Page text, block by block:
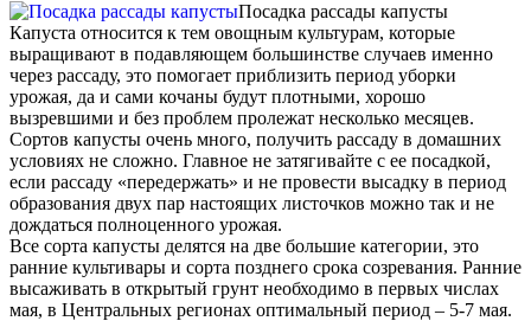
Посадка рассады капусты
Капуста относится к тем овощным культурам, которые
выращивают в подавляющем большинстве случаев именно
через рассаду, это помогает приблизить период уборки
урожая, да и сами кочаны будут плотными, хорошо
вызревшими и без проблем пролежат несколько месяцев.
Сортов капусты очень много, получить рассаду в домашних
условиях не сложно. Главное не затягивайте с ее посадкой,
если рассаду «передержать» и не провести высадку в период
образования двух пар настоящих листочков можно так и не
дождаться полноценного урожая.
Все сорта капусты делятся на две большие категории, это
ранние культивары и сорта позднего срока созревания. Ранние
высаживать в открытый грунт необходимо в первых числах
мая, в Центральных регионах оптимальный период – 5-7 мая.